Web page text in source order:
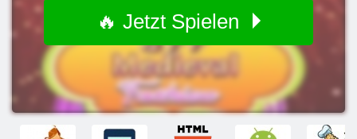
🔥 Jetzt Spielen